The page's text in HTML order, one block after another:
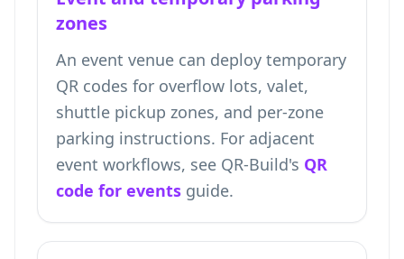
zones
An event venue can deploy temporary
QR codes for overflow lots, valet,
shuttle pickup zones, and per-zone
parking instructions. For adjacent
event workflows, see QR-Build's QR
code for events guide.